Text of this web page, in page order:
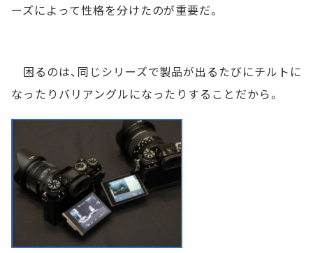
ーズによって性格を分けたのが重要だ。
困るのは、同じシリーズで製品が出るたびにチルトに
なったりバリアングルになったりすることだから。